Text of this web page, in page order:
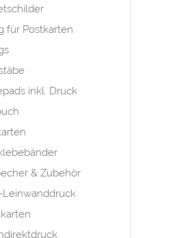
für Postkarten
inkl. Druck
& Zubehör
Leinwanddruck